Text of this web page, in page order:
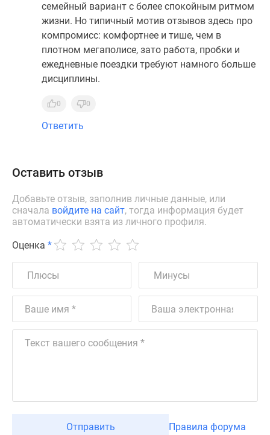
семейный вариант с более спокойным ритмом
жизни. Но типичный мотив отзывов здесь про
компромисс: комфортнее и тише, чем в
плотном мегаполисе, зато работа, пробки и
ежедневные поездки требуют намного больше
дисциплины.
0 0
Ответить
Оставить отзыв
Добавьте отзыв, заполнив личные данные, или
сначала войдите на сайт, тогда информация будет
автоматически взята из личного профиля.
Оценка *
Отправить Правила форума